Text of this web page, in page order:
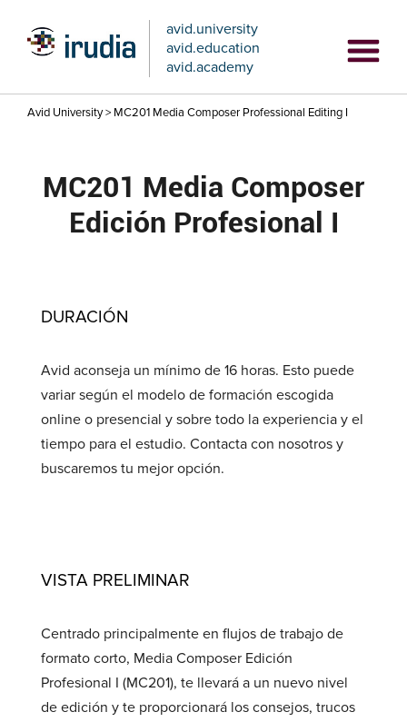
avid.university
avid.education
avid.academy
Avid University> MC201 Media Composer Professional Editing I
MC201 Media Composer
Edición Profesional I
DURACIÓN
Avid aconseja un mínimo de 16 horas. Esto puede
variar según el modelo de formación escogida
online o presencial y sobre todo la experiencia y el
tiempo para el estudio. Contacta con nosotros y
buscaremos tu mejor opción.
VISTA PRELIMINAR
Centrado principalmente en flujos de trabajo de
formato corto, Media Composer Edición
Profesional I (MC201), te llevará a un nuevo nivel
de edición y te proporcionará los consejos, trucos